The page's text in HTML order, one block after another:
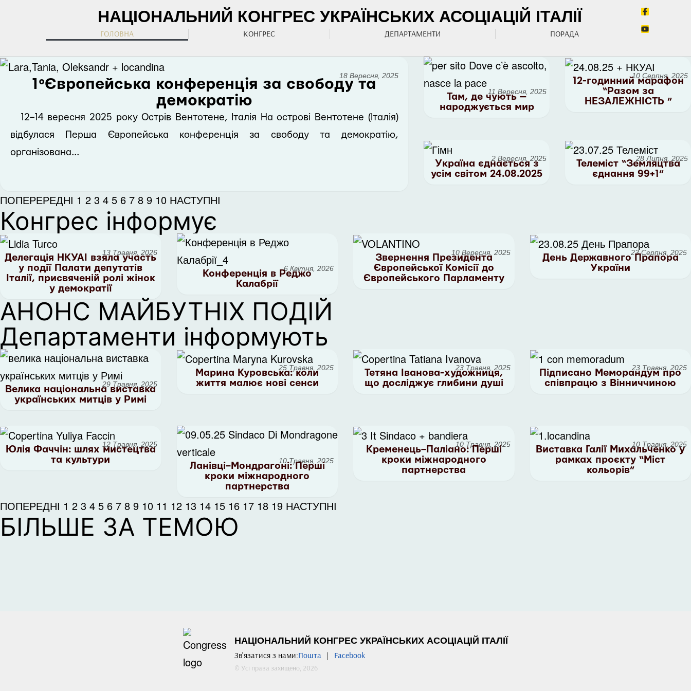
НАЦІОНАЛЬНИЙ КОНГРЕС УКРАЇНСЬКИХ АСОЦІАЦІЙ ІТАЛІЇ
ГОЛОВНА КОНГРЕС ДЕПАРТАМЕНТИ ПОРАДА
18 Вересня, 2025
1°Європейська конференція за свободу та
демократію
12–14 вересня 2025 року Острів Вентотене, Італія На острові Вентотене (Італія)
відбулася Перша Європейська конференція за свободу та демократію,
організована...
11 Вересня, 2025
Там, де чують —
народжується мир
2 Вересня, 2025
Україна єднається з
усім світом 24.08.2025
10 Серпня, 2025
12-годинний марафон
“Разом за
НЕЗАЛЕЖНІСТЬ ”
28 Липня, 2025
Телеміст “Земляцтва
єднання 99+1”
ПОПЕРЕРЕДНІ 1 2 3 4 5 6 7 8 9 10 НАСТУПНІ
Конгрес інформує
13 Травня, 2026
Делегація НКУАІ взяла участь
у події Палати депутатів
Італії, присвяченій ролі жінок
у демократії
6 Квітня, 2026
Конференція в Реджо
Калабрії
10 Вересня, 2025
Звернення Президента
Європейської Комісії до
Європейського Парламенту
23 Серпня, 2025
День Державного Прапора
України
АНОНС МАЙБУТНІХ ПОДІЙ
Департаменти інформують
29 Травня, 2025
Велика національна виставка
українських митців у Римі
25 Травня, 2025
Марина Куровська: коли
життя малює нові сенси
23 Травня, 2025
Тетяна Іванова-художниця,
що досліджує глибини душі
23 Травня, 2025
Підписано Меморандум про
співпрацю з Вінниччиною
12 Травня, 2025
Юлія Фаччін: шлях мистецтва
та культури
10 Травня, 2025
Ланівці–Мондрагоні: Перші
кроки міжнародного
партнерства
10 Травня, 2025
Кременець–Паліано: Перші
кроки міжнародного
партнерства
10 Травня, 2025
Виставка Галії Михальченко у
рамках проєкту “Міст
кольорів”
ПОПЕРЕДНІ 1 2 3 4 5 6 7 8 9 10 11 12 13 14 15 16 17 18 19 НАСТУПНІ
БІЛЬШЕ ЗА ТЕМОЮ
НАЦІОНАЛЬНИЙ КОНГРЕС УКРАЇНСЬКИХ АСОЦІАЦІЙ ІТАЛІЇ
Зв'язатися з нами:Пошта | Facebook
© Усі права захищено, 2026